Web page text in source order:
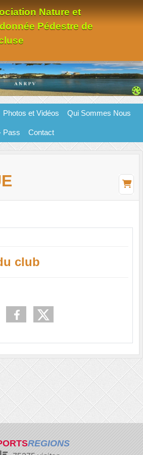
Nature et
Pédestre de
Photos et Vidéos Qui Sommes Nous
Pass Contact
club
REGIONS
cookies